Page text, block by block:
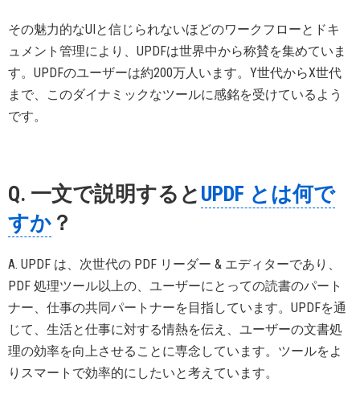
その魅力的なUIと信じられないほどのワークフローとドキ
ュメント管理により、UPDFは世界中から称賛を集めていま
す。UPDFのユーザーは約200万人います。Y世代からX世代
まで、このダイナミックなツールに感銘を受けているよう
です。
Q. 一文で説明すると UPDF とは何で
すか ？
A. UPDF は、次世代の PDF リーダー & エディターであり、
PDF 処理ツール以上の、ユーザーにとっての読書のパート
ナー、仕事の共同パートナーを目指しています。UPDFを通
じて、生活と仕事に対する情熱を伝え、ユーザーの文書処
理の効率を向上させることに専念しています。ツールをよ
りスマートで効率的にしたいと考えています。